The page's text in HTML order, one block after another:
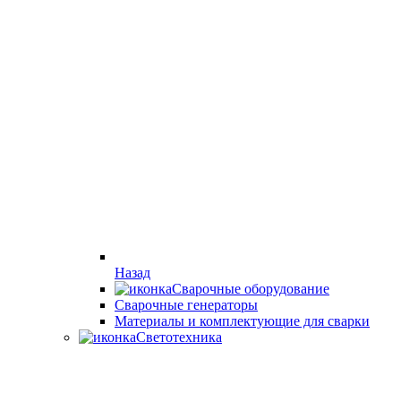
Назад
Сварочные оборудование
Cварочные генераторы
Материалы и комплектующие для сварки
Светотехника